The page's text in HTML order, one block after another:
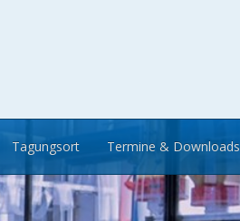
Tagungsort Termine & Downloads